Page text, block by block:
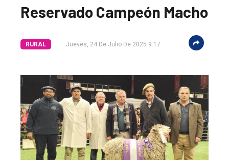
El
DIARIO
Balcarce
Inicio
Tendencia
Reservado Campeón Macho
RURAL Jueves, 24 De Julio De 2025 9:17